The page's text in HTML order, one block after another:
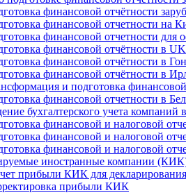
финансовой отчётности
финансовой отчетности на
финансовой отчетности
финансовой отчётности в UK
финансовой отчётности в
финансовой отчётности в
и подготовка
финансовой отчетности в
бухгалтерского учета
финансовой и налоговой
финансовой и налоговой
финансовой и налоговой
иностранные компании
прибыли КИК для декларирования
прибыли КИК